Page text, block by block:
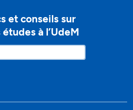
et conseils sur
à l’UdeM